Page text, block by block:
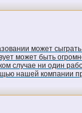
может
может быть
случае ни один
нашей компании